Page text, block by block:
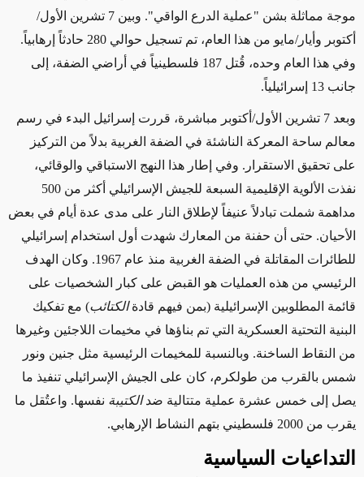
موجة مماثلة بشن "عملية الدرع الواقي". وبين 7 تشرين الأول/
أكتوبر وأيار/مايو من هذا العام، تم تسجيل حوالي 280 حادثاً إرهابياً.
وفي هذا العام وحده، قُتل 187 فلسطينياً في أراضي الضفة، إلى
جانب 13 إسرائيلياً.
وبعد 7 تشرين الأول/أكتوبر مباشرة، قررت إسرائيل البدء في رسم
معالم ساحة المعركة الناشئة في الضفة الغربية بدلاً من التركيز
على تحقيق الاستقرار. وفي إطار هذا النهج الاستباقي والوقائي،
نفذت الألوية الإقليمية السبعة للجيش الإسرائيلي أكثر من 500
مداهمة شملت تبادلاً عنيفاً لإطلاق النار على مدى عدة أيام في بعض
الأحيان. حتى أن حفنة من المعارك شهدت أول استخدام إسرائيلي
للطائرات المقاتلة في الضفة الغربية منذ عام 1967. وكان الهدف
الرئيسي من هذه العمليات هو القبض على كبار الشخصيات على
قائمة المطلوبين الإسرائيلية (بمن فيهم قادةالكتائب) مع تفكيك
البنية التحتية العسكرية التي تم بناؤها في مخيمات اللاجئين وغيرها
من النقاط الساخنة. وبالنسبة للمخيمات الرئيسية مثل جنين ونور
شمس بالقرب من طولكرم، كان على الجيش الإسرائيلي تنفيذ ما
يصل إلى خمس عشرة عملية متتالية ضدالكتيبة نفسها. واعتُقل ما
يقرب من
بتهم النشاط الإرهابي.
التداعيات السياسية